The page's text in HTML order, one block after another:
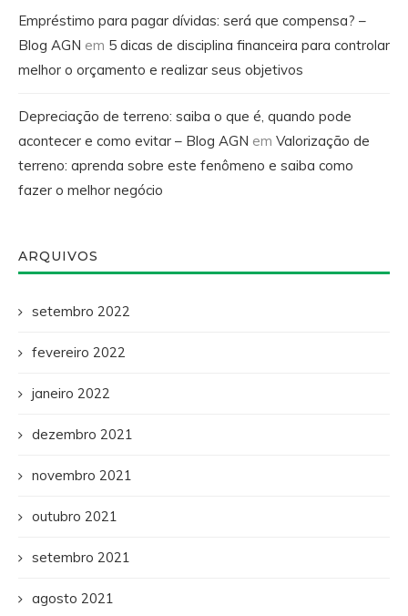
Empréstimo para pagar dívidas: será que compensa? –
Blog AGN em 5 dicas de disciplina financeira para controlar
melhor o orçamento e realizar seus objetivos
Depreciação de terreno: saiba o que é, quando pode
acontecer e como evitar – Blog AGN em Valorização de
terreno: aprenda sobre este fenômeno e saiba como
fazer o melhor negócio
ARQUIVOS
setembro 2022
fevereiro 2022
janeiro 2022
dezembro 2021
novembro 2021
outubro 2021
setembro 2021
agosto 2021